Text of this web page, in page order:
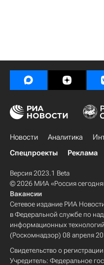
Новости Аналитика
Спецпроекты
Реклама
Версия 2023.1 Beta
© 2026 МИА «Россия
Вакансии
Сетевое издание РИА
в Федеральной службе по
информационных
(Роскомнадзор) 08 апреля
Свидетельство о
Учредитель: Федеральное